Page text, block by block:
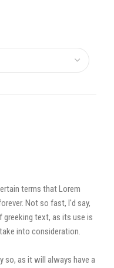
terms that Lorem
Not so fast, I'd say,
greeking text, as its use is
into consideration.
so, as it will always have a